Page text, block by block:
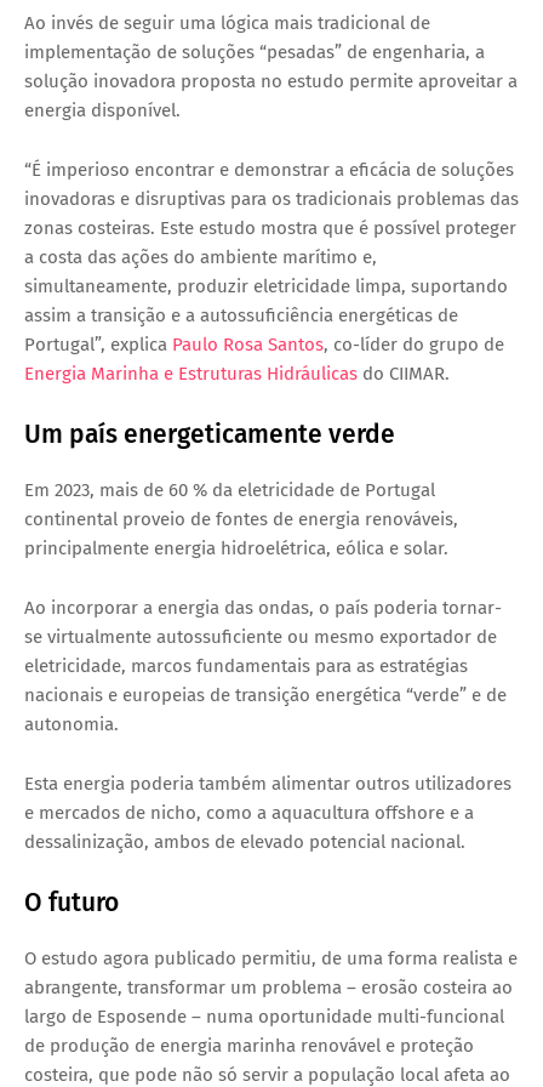
Ao invés de seguir uma lógica mais tradicional de
implementação de soluções “pesadas” de engenharia, a
solução inovadora proposta no estudo permite aproveitar a
energia disponível.
“É imperioso encontrar e demonstrar a eficácia de soluções
inovadoras e disruptivas para os tradicionais problemas das
zonas costeiras. Este estudo mostra que é possível proteger
a costa das ações do ambiente marítimo e,
simultaneamente, produzir eletricidade limpa, suportando
assim a transição e a autossuficiência energéticas de
Portugal”, explica Paulo Rosa Santos, co-líder do grupo de
Energia Marinha e Estruturas Hidráulicas do CIIMAR.
Um país energeticamente verde
Em 2023, mais de 60 % da eletricidade de Portugal
continental proveio de fontes de energia renováveis,
principalmente energia hidroelétrica, eólica e solar.
Ao incorporar a energia das ondas, o país poderia tornar-
se virtualmente autossuficiente ou mesmo exportador de
eletricidade, marcos fundamentais para as estratégias
nacionais e europeias de transição energética “verde” e de
autonomia.
Esta energia poderia também alimentar outros utilizadores
e mercados de nicho, como a aquacultura offshore e a
dessalinização, ambos de elevado potencial nacional.
O futuro
O estudo agora publicado permitiu, de uma forma realista e
abrangente, transformar um problema – erosão costeira ao
largo de Esposende – numa oportunidade multi-funcional
de produção de energia marinha renovável e proteção
costeira, que pode não só servir a população local afeta ao